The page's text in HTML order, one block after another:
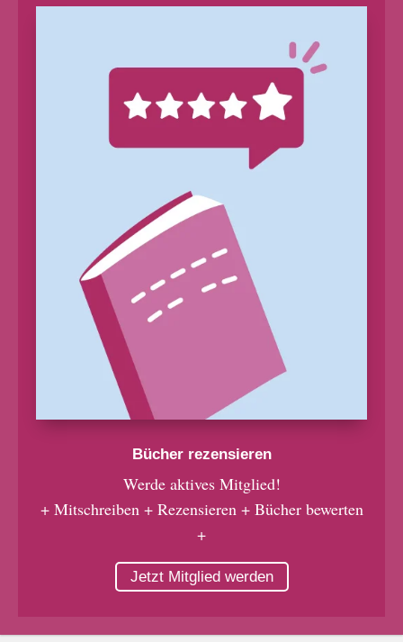
Bücher rezensieren
Werde aktives Mitglied!
+ Mitschreiben + Rezensieren + Bücher bewerten
+
Jetzt Mitglied werden